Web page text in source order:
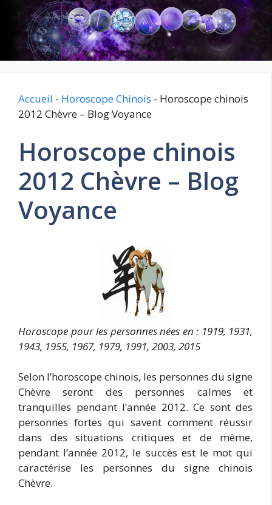
contenu
Accueil - Horoscope Chinois - Horoscope chinois
2012 Chèvre – Blog Voyance
Horoscope chinois
2012 Chèvre – Blog
Voyance
Horoscope pour les personnes nées en : 1919, 1931,
1943, 1955, 1967, 1979, 1991, 2003, 2015
Selon l’horoscope chinois, les personnes du signe
Chèvre seront des personnes calmes et
tranquilles pendant l’année 2012. Ce sont des
personnes fortes qui savent comment réussir
dans des situations critiques et de même,
pendant l’année 2012, le succès est le mot qui
caractérise les personnes du signe chinois
Chèvre.